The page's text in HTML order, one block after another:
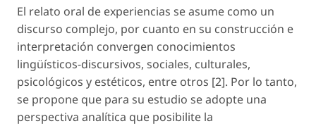
El relato oral de experiencias se asume como un
discurso complejo, por cuanto en su construcción e
interpretación convergen conocimientos
lingüísticos-discursivos, sociales, culturales,
psicológicos y estéticos, entre otros [2]. Por lo tanto,
se propone que para su estudio se adopte una
perspectiva analítica que posibilite la